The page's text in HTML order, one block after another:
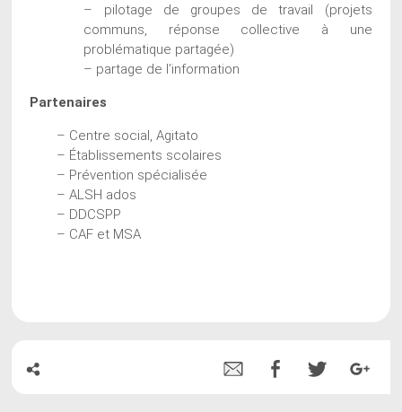
– pilotage de groupes de travail (projets
communs, réponse collective à une
problématique partagée)
– partage de l’information
Partenaires
– Centre social, Agitato
– Établissements scolaires
– Prévention spécialisée
– ALSH ados
– DDCSPP
– CAF et MSA